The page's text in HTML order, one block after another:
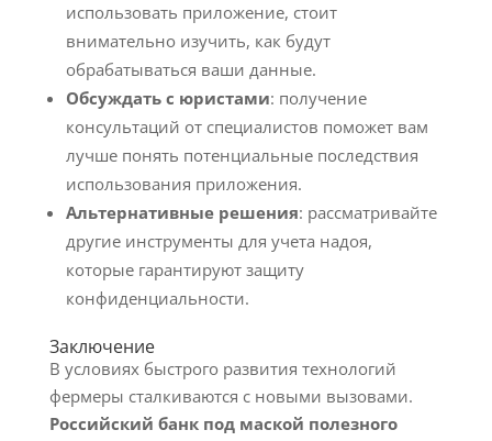
использовать приложение, стоит
внимательно изучить, как будут
обрабатываться ваши данные.
Обсуждать с юристами: получение
консультаций от специалистов поможет вам
лучше понять потенциальные последствия
использования приложения.
Альтернативные решения: рассматривайте
другие инструменты для учета надоя,
которые гарантируют защиту
конфиденциальности.
Заключение
В условиях быстрого развития технологий
фермеры сталкиваются с новыми вызовами.
Российский банк под маской полезного